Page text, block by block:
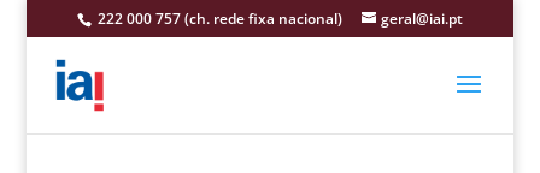
222 000 757 (ch. rede fixa nacional) geral@iai.pt